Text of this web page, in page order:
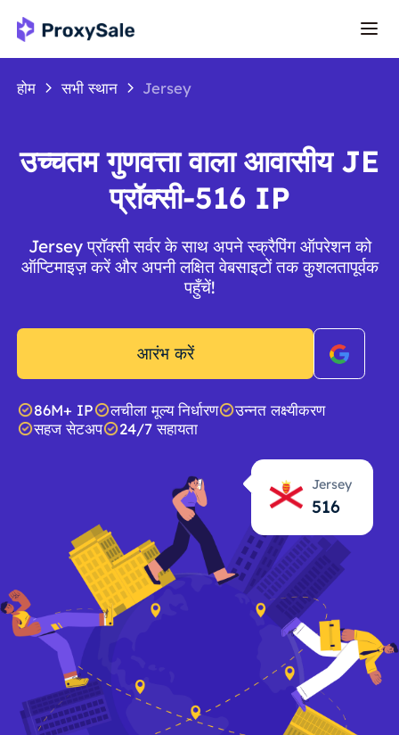
होम सभी स्थान Jersey
उच्चतम गुणवत्ता वाला आवासीय JE
प्रॉक्सी-516 IP
Jersey प्रॉक्सी सर्वर के साथ अपने स्क्रैपिंग ऑपरेशन को
ऑप्टिमाइज़ करें और अपनी लक्षित वेबसाइटों तक कुशलतापूर्वक
पहुँचें!
आरंभ करें
86M+ IP लचीला मूल्य निर्धारण
उन्नत लक्ष्यीकरण
सहज सेटअप
24/7 सहायता
Jersey
516